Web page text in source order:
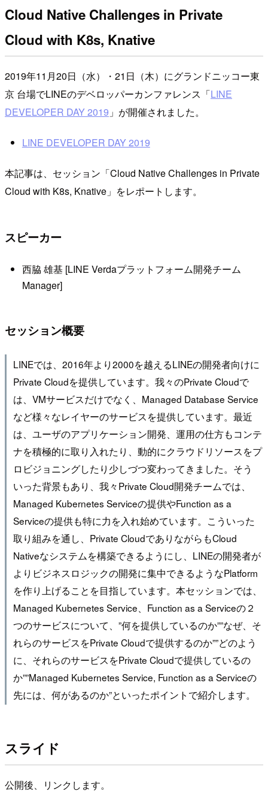
Cloud Native Challenges in Private
Cloud with K8s, Knative
2019年11月20日（水）・21日（木）にグランドニッコー東
京 台場でLINEのデベロッパーカンファレンス「LINE
DEVELOPER DAY 2019 」が開催されました。
LINE DEVELOPER DAY 2019
本記事は、セッション「Cloud Native Challenges in Private
Cloud with K8s, Knative」をレポートします。
スピーカー
西脇 雄基 [LINE Verdaプラットフォーム開発チーム
Manager]
セッション概要
LINEでは、2016年より2000を越えるLINEの開発者向けに
Private Cloudを提供しています。我々のPrivate Cloudで
は、VMサービスだけでなく、Managed Database Service
など様々なレイヤーのサービスを提供しています。最近
は、ユーザのアプリケーション開発、運用の仕方もコンテ
ナを積極的に取り入れたり、動的にクラウドリソースをプ
ロビジョニングしたり少しづつ変わってきました。そう
いった背景もあり、我々Private Cloud開発チームでは、
Managed Kubernetes Serviceの提供やFunction as a
Serviceの提供も特に力を入れ始めています。こういった
取り組みを通し、Private CloudでありながらもCloud
Nativeなシステムを構築できるようにし、LINEの開発者が
よりビジネスロジックの開発に集中できるようなPlatform
を作り上げることを目指しています。本セッションでは、
Managed Kubernetes Service、Function as a Serviceの２
つのサービスについて、”何を提供しているのか””なぜ、そ
れらのサービスをPrivate Cloudで提供するのか””どのよう
に、それらのサービスをPrivate Cloudで提供しているの
か””Managed Kubernetes Service, Function as a Serviceの
先には、何があるのか”といったポイントで紹介します。
スライド
公開後、リンクします。